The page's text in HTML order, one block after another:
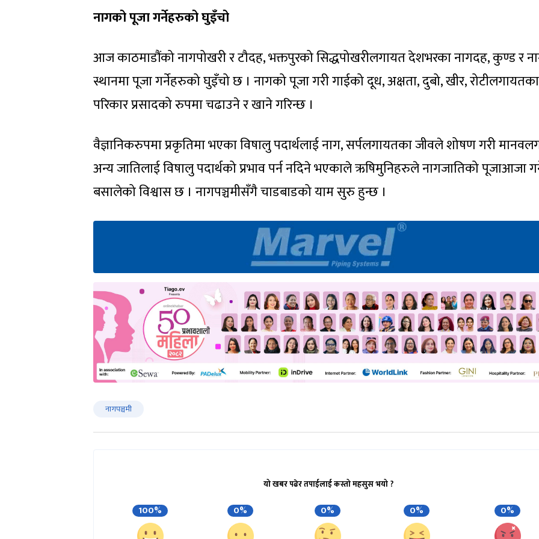
नागको पूजा गर्नेहरुको घुइँचो
आज काठमाडौंको नागपोखरी र टौदह, भक्तपुरको सिद्धपोखरीलगायत देशभरका नागदह, कुण्ड र
स्थानमा पूजा गर्नेहरुको घुइँचो छ । नागको पूजा गरी गाईको दूध, अक्षता, दुबो, खीर, रोटीलगायतका
परिकार प्रसादको रुपमा चढाउने र खाने गरिन्छ ।
वैज्ञानिकरुपमा प्रकृतिमा भएका विषालु पदार्थलाई नाग, सर्पलगायतका जीवले शोषण गरी
अन्य जातिलाई विषालु पदार्थको प्रभाव पर्न नदिने भएकाले ऋषिमुनिहरुले नागजातिको पूजाआजा
बसालेको विश्वास छ । नागपञ्चमीसँगै चाडबाडको याम सुरु हुन्छ ।
नागपञ्चमी
यो खबर पढेर तपाईलाई कस्तो महसुस भयो ?
100% 0% 0% 0% 0%